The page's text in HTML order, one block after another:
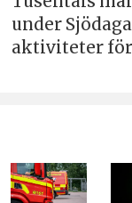
under
aktiviteter för